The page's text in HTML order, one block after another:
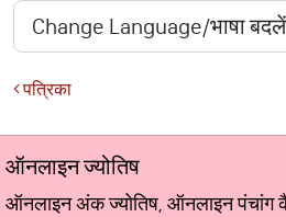
पत्रिका
ऑनलाइन ज्योतिष
ऑनलाइन अंक ज्योतिष, ऑनलाइन पंचांग